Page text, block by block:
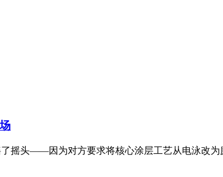
摇头——因为对方要求将核心涂层工艺从电泳改